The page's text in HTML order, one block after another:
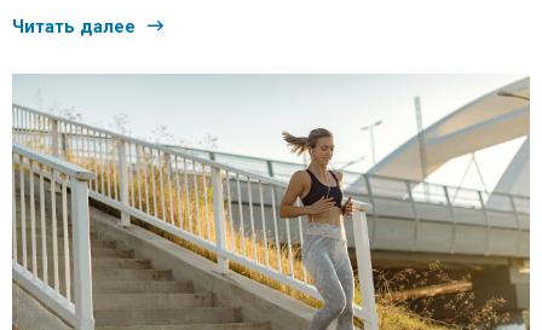
Читать далее